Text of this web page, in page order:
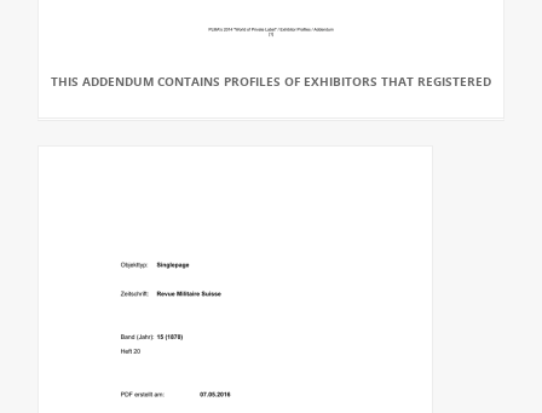
THIS ADDENDUM CONTAINS PROFILES OF EXHIBITORS THAT REGISTERED